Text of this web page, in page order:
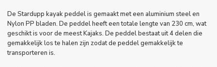
De Stardupp kayak peddel is gemaakt met een aluminium steel en
Nylon PP bladen. De peddel heeft een totale lengte van 230 cm, wat
geschikt is voor de meest Kajaks. De peddel bestaat uit 4 delen die
gemakkelijk los te halen zijn zodat de peddel gemakkelijk te
transporteren is.